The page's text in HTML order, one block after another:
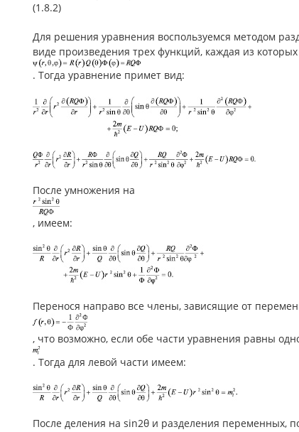
(1.8.2)
Для решения уравнения воспользуемся методом
виде произведения трех функций, каждая из
. Тогда уравнение примет вид:
После умножения на
, имеем:
Перенося направо все члены, зависящие от
, что возможно, если обе части уравнения равны
. Тогда для левой части имеем:
После деления на sin2θ и разделения переменных,